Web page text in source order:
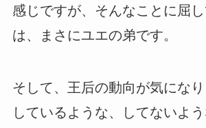
感じですが、そんなことに屈
は、まさにユエの弟です。
そして、王后の動向が気にな
しているような、してないよう